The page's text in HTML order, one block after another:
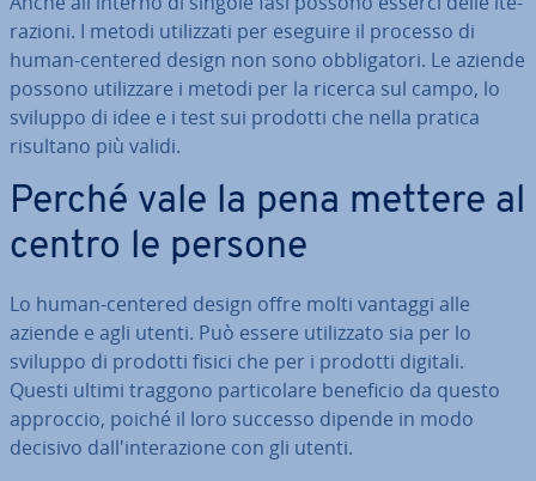
ra­zio­ni. I metodi uti­liz­za­ti per eseguire il processo di
human-centered design non sono ob­bli­ga­to­ri. Le aziende
possono uti­liz­za­re i metodi per la ricerca sul campo, lo
sviluppo di idee e i test sui prodotti che nella pratica
risultano più validi.
Perché vale la pena mettere al
centro le persone
Lo human-centered design offre molti vantaggi alle
aziende e agli utenti. Può essere uti­liz­za­to sia per lo
sviluppo di prodotti fisici che per i prodotti digitali.
Questi ultimi traggono par­ti­co­la­re beneficio da questo
approccio, poiché il loro successo dipende in modo
decisivo dal­l'in­te­ra­zio­ne con gli utenti.